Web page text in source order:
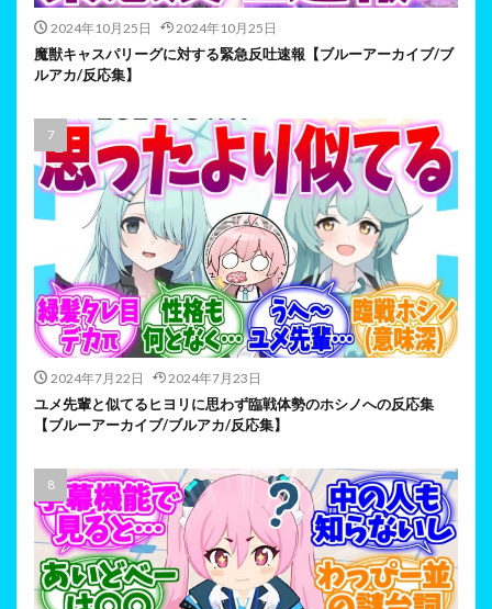
2024年10月25日 2024年10月25日
魔獣キャスパリーグに対する緊急反吐速報【ブルーアーカイブ/ブ
ルアカ/反応集】
2024年7月22日 2024年7月23日
ユメ先輩と似てるヒヨリに思わず臨戦体勢のホシノへの反応集
【ブルーアーカイブ/ブルアカ/反応集】